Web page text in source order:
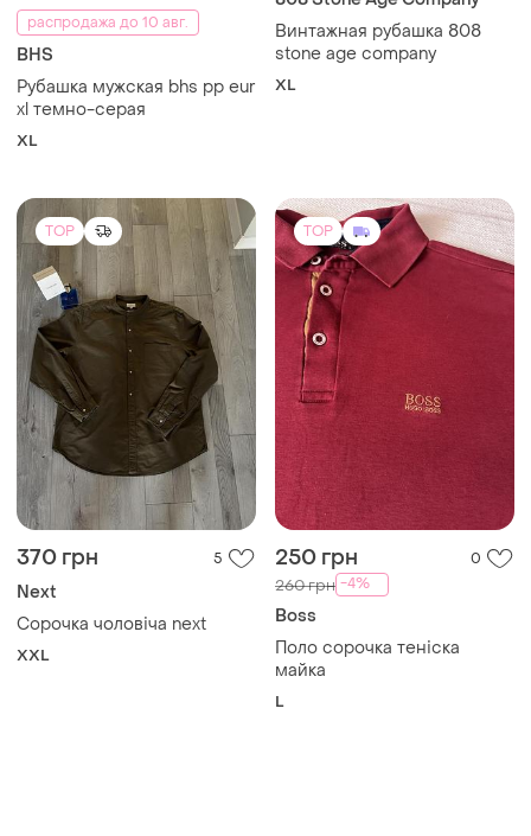
распродажа до 10 авг.
BHS
Рубашка мужская bhs pp eur
xl темно-серая
XL
Винтажная рубашка 808
stone age company
XL
TOP
370 грн 5
Next
Сорочка чоловіча next
XXL
TOP
250 грн 0
260 грн -4%
Boss
Поло сорочка теніска
майка
L